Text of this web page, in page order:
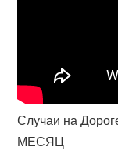
Случаи на
МЕСЯЦ